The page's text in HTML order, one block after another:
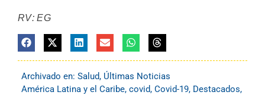
RV: EG
Archivado en: Salud, Últimas Noticias
América Latina y el Caribe, covid, Covid-19, Destacados,